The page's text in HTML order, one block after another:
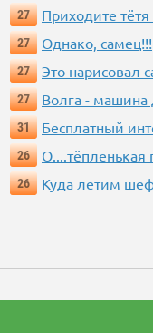
27
Приходите
27
Однако, самец!!!
27
Это нарисовал
27
Волга - машина
31
Бесплатный
26
О....тёпленькая
26
Куда летим